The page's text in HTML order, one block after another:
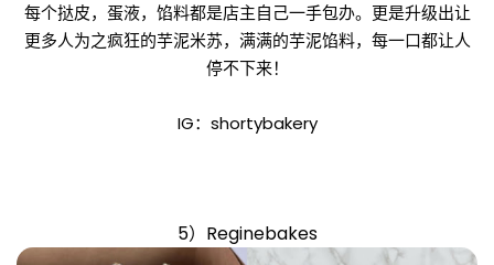
每个挞皮，蛋液，馅料都是店主自己一手包办。更是升级出让
更多人为之疯狂的芋泥米苏，满满的芋泥馅料，每一口都让人
停不下来！
IG：shortybakery
5）Reginebakes